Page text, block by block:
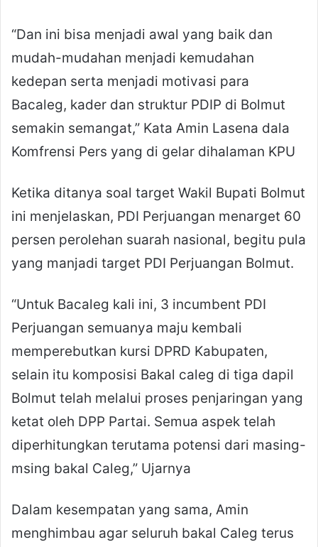
“Dan ini bisa menjadi awal yang baik dan
mudah-mudahan menjadi kemudahan
kedepan serta menjadi motivasi para
Bacaleg, kader dan struktur PDIP di Bolmut
semakin semangat,” Kata Amin Lasena dala
Komfrensi Pers yang di gelar dihalaman KPU
Ketika ditanya soal target Wakil Bupati Bolmut
ini menjelaskan, PDI Perjuangan menarget 60
persen perolehan suarah nasional, begitu pula
yang manjadi target PDI Perjuangan Bolmut.
“Untuk Bacaleg kali ini, 3 incumbent PDI
Perjuangan semuanya maju kembali
memperebutkan kursi DPRD Kabupaten,
selain itu komposisi Bakal caleg di tiga dapil
Bolmut telah melalui proses penjaringan yang
ketat oleh DPP Partai. Semua aspek telah
diperhitungkan terutama potensi dari masing-
msing bakal Caleg,” Ujarnya
Dalam kesempatan yang sama, Amin
menghimbau agar seluruh bakal Caleg terus